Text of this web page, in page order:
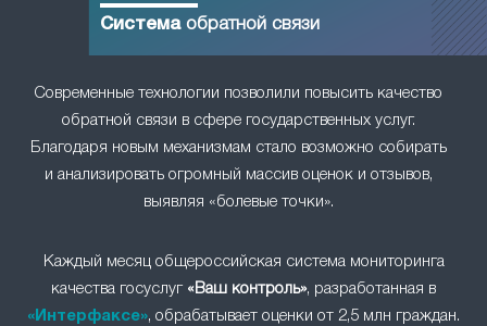
Современные технологии позволили повысить качество
обратной связи в сфере государственных услуг.
Благодаря новым механизмам стало возможно собирать
и анализировать огромный массив оценок и отзывов,
выявляя «болевые точки».
Системаобратной связи
Каждый месяц общероссийская система мониторинга
качества госуслуг «Ваш контроль», разработанная в
«Интерфаксе», обрабатывает оценки от 2,5 млн граждан.